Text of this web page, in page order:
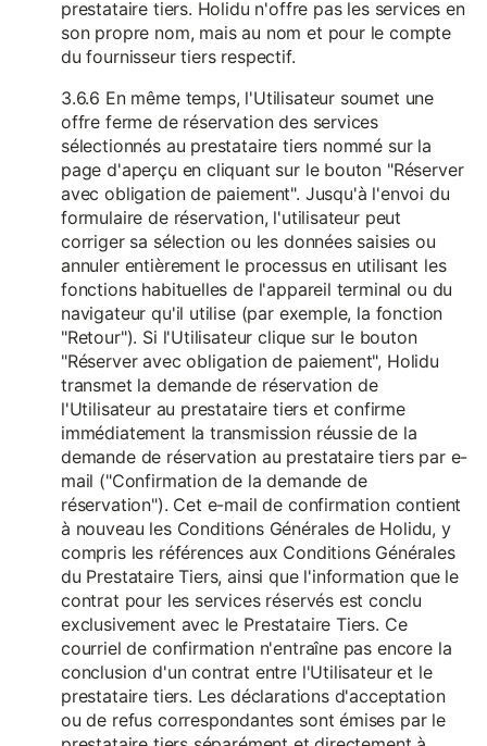
prestataire tiers. Holidu n'offre pas les services en
son propre nom, mais au nom et pour le compte
du fournisseur tiers respectif.
3.6.6 En même temps, l'Utilisateur soumet une
offre ferme de réservation des services
sélectionnés au prestataire tiers nommé sur la
page d'aperçu en cliquant sur le bouton "Réserver
avec obligation de paiement". Jusqu'à l'envoi du
formulaire de réservation, l'utilisateur peut
corriger sa sélection ou les données saisies ou
annuler entièrement le processus en utilisant les
fonctions habituelles de l'appareil terminal ou du
navigateur qu'il utilise (par exemple, la fonction
"Retour"). Si l'Utilisateur clique sur le bouton
"Réserver avec obligation de paiement", Holidu
transmet la demande de réservation de
l'Utilisateur au prestataire tiers et confirme
immédiatement la transmission réussie de la
demande de réservation au prestataire tiers par e-
mail ("Confirmation de la demande de
réservation"). Cet e-mail de confirmation contient
à nouveau les Conditions Générales de Holidu, y
compris les références aux Conditions Générales
du Prestataire Tiers, ainsi que l'information que le
contrat pour les services réservés est conclu
exclusivement avec le Prestataire Tiers. Ce
courriel de confirmation n'entraîne pas encore la
conclusion d'un contrat entre l'Utilisateur et le
prestataire tiers. Les déclarations d'acceptation
ou de refus correspondantes sont émises par le